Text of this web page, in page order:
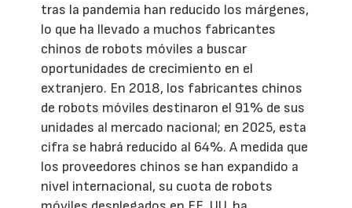
tras la pandemia han reducido los márgenes,
lo que ha llevado a muchos fabricantes
chinos de robots móviles a buscar
oportunidades de crecimiento en el
extranjero. En 2018, los fabricantes chinos
de robots móviles destinaron el 91% de sus
unidades al mercado nacional; en 2025, esta
cifra se habrá reducido al 64%. A medida que
los proveedores chinos se han expandido a
nivel internacional, su cuota de robots